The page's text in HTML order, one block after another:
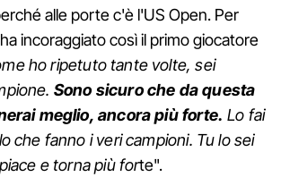
alle porte c'è l'US Open. Per
incoraggiato così il primo giocatore
ho ripetuto tante volte, sei
Sono sicuro che da questa
meglio, ancora più forte. Lo fai
che fanno i veri campioni. Tu lo sei
e torna più forte".